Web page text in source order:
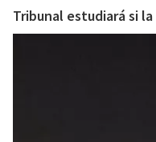
Tribunal estudiará si